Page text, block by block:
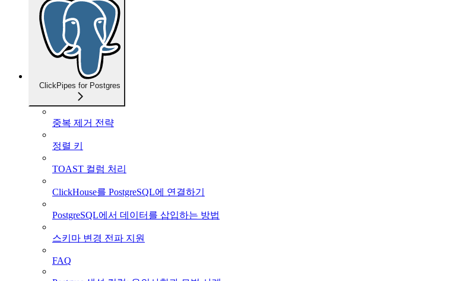
ClickPipes for Postgres
중복 제거 전략
정렬 키
TOAST 컬럼 처리
ClickHouse를 PostgreSQL에 연결하기
PostgreSQL에서 데이터를 삽입하는 방법
스키마 변경 전파 지원
FAQ